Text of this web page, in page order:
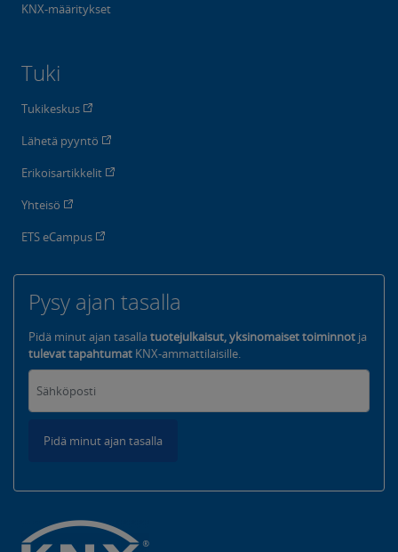
KNX-määritykset
Tuki
Tukikeskus
Lähetä pyyntö
Erikoisartikkelit
Yhteisö
ETS eCampus
Pysy ajan tasalla
Pidä minut ajan tasalla tuotejulkaisut, yksinomaiset toiminnot ja
tulevat tapahtumat KNX-ammattilaisille.
Pidä minut ajan tasalla